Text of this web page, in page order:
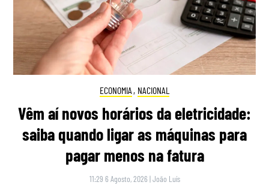
ECONOMIA , NACIONAL
Vêm aí novos horários da eletricidade:
saiba quando ligar as máquinas para
pagar menos na fatura
11:29 6 Agosto, 2026 |João Luís